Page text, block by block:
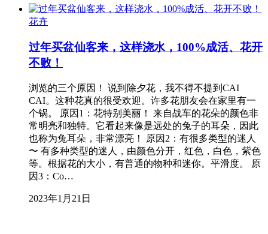
花卉
过年买盆仙客来，这样浇水，100%成活、花开
不败！
浏览的三个原因！ 说到除夕花，我不得不提到CAI
CAI。这种花真的很受欢迎。许多花朋友会在家里有一
个锅。 原因1：花特别美丽！ 来自战车的花朵的颜色非
常明亮和独特。它看起来像是远处的兔子的耳朵，因此
也称为兔耳朵，非常漂亮！ 原因2：有很多类型的迷人
〜 有多种类型的迷人，由颜色分开，红色，白色，紫色
等。根据花的大小，有普通的物种和迷你。平滑度。 原
因3：Co…
2023年1月21日